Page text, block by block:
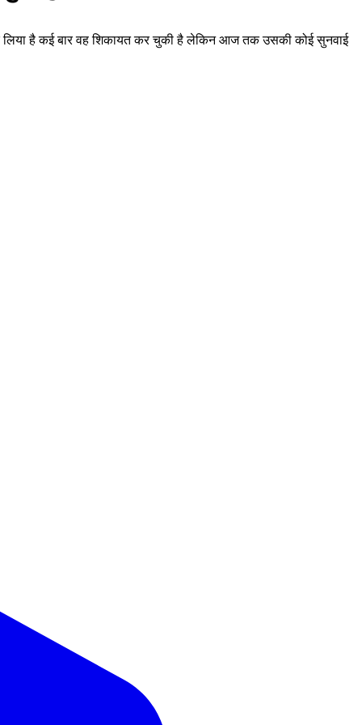
कर लिया है कई बार वह शिकायत कर चुकी है लेकिन आज तक उसकी कोई सुनवाई